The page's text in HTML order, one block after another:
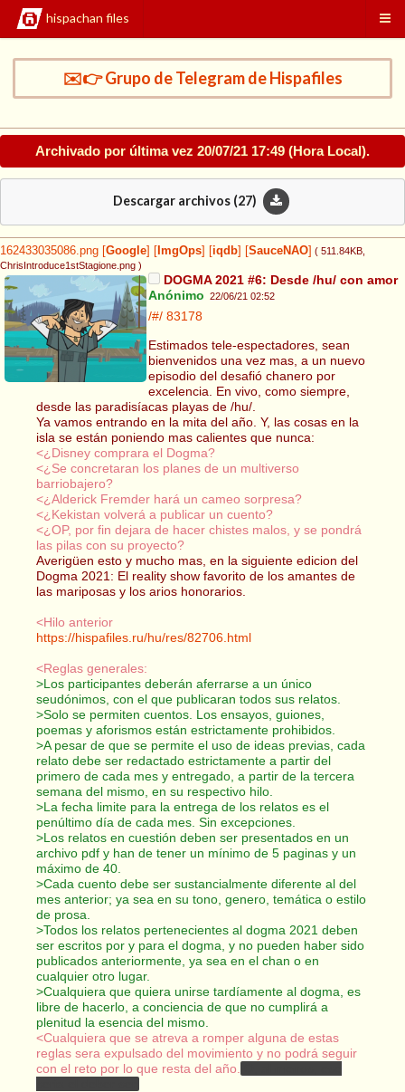
hispachan files
✉️👉 Grupo de Telegram de Hispafiles
Archivado por última vez 20/07/21 17:49 (Hora Local).
Descargar archivos (27)
162433035086.png Google ImgOps iqdb SauceNAO ( 511.84KB
ChrisIntroduce1stStagione.png )
DOGMA 2021 #6: Desde /hu/ con amor
Anónimo 22/06/21 02:52
/#/ 83178
Estimados tele-espectadores, sean
bienvenidos una vez mas, a un nuevo
episodio del desafió chanero por
excelencia. En vivo, como siempre,
desde las paradisíacas playas de /hu/.
Ya vamos entrando en la mita del año. Y, las cosas en la
isla se están poniendo mas calientes que nunca:
<¿Disney comprara el Dogma?
<¿Se concretaran los planes de un multiverso
barriobajero?
<¿Alderick Fremder hará un cameo sorpresa?
<¿Kekistan volverá a publicar un cuento?
<¿OP, por fin dejara de hacer chistes malos, y se pondrá
las pilas con su proyecto?
Averigüen esto y mucho mas, en la siguiente edicion del
Dogma 2021: El reality show favorito de los amantes de
las mariposas y los arios honorarios.
<Hilo anterior
https://hispafiles.ru/hu/res/82706.html
<Reglas generales:
>Los participantes deberán aferrarse a un único
seudónimos, con el que publicaran todos sus relatos.
>Solo se permiten cuentos. Los ensayos, guiones,
poemas y aforismos están estrictamente prohibidos.
>A pesar de que se permite el uso de ideas previas, cada
relato debe ser redactado estrictamente a partir del
primero de cada mes y entregado, a partir de la tercera
semana del mismo, en su respectivo hilo.
>La fecha limite para la entrega de los relatos es el
penúltimo día de cada mes. Sin excepciones.
>Los relatos en cuestión deben ser presentados en un
archivo pdf y han de tener un mínimo de 5 paginas y un
máximo de 40.
>Cada cuento debe ser sustancialmente diferente al del
mes anterior; ya sea en su tono, genero, temática o estilo
de prosa.
>Todos los relatos pertenecientes al dogma 2021 deben
ser escritos por y para el dogma, y no pueden haber sido
publicados anteriormente, ya sea en el chan o en
cualquier otro lugar.
>Cualquiera que quiera unirse tardíamente al dogma, es
libre de hacerlo, a conciencia de que no cumplirá a
plenitud la esencia del mismo.
<Cualquiera que se atreva a romper alguna de estas
reglas sera expulsado del movimiento y no podrá seguir
con el reto por lo que resta del año. O, al menos, ese
seria el deber ser.